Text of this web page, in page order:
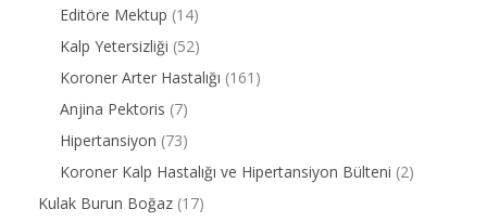
Editöre Mektup (14)
Kalp Yetersizliği (52)
Koroner Arter Hastalığı (161)
Anjina Pektoris (7)
Hipertansiyon (73)
Koroner Kalp Hastalığı ve Hipertansiyon Bülteni (2)
Kulak Burun Boğaz (17)